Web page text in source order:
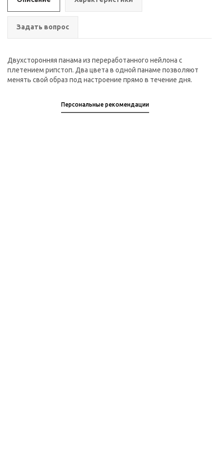
Задать вопрос
Двухсторонняя панама из переработанного нейлона с
плетением рипстоп. Два цвета в одной панаме позволяют
менять свой образ под настроение прямо в течение дня.
Персональные рекомендации